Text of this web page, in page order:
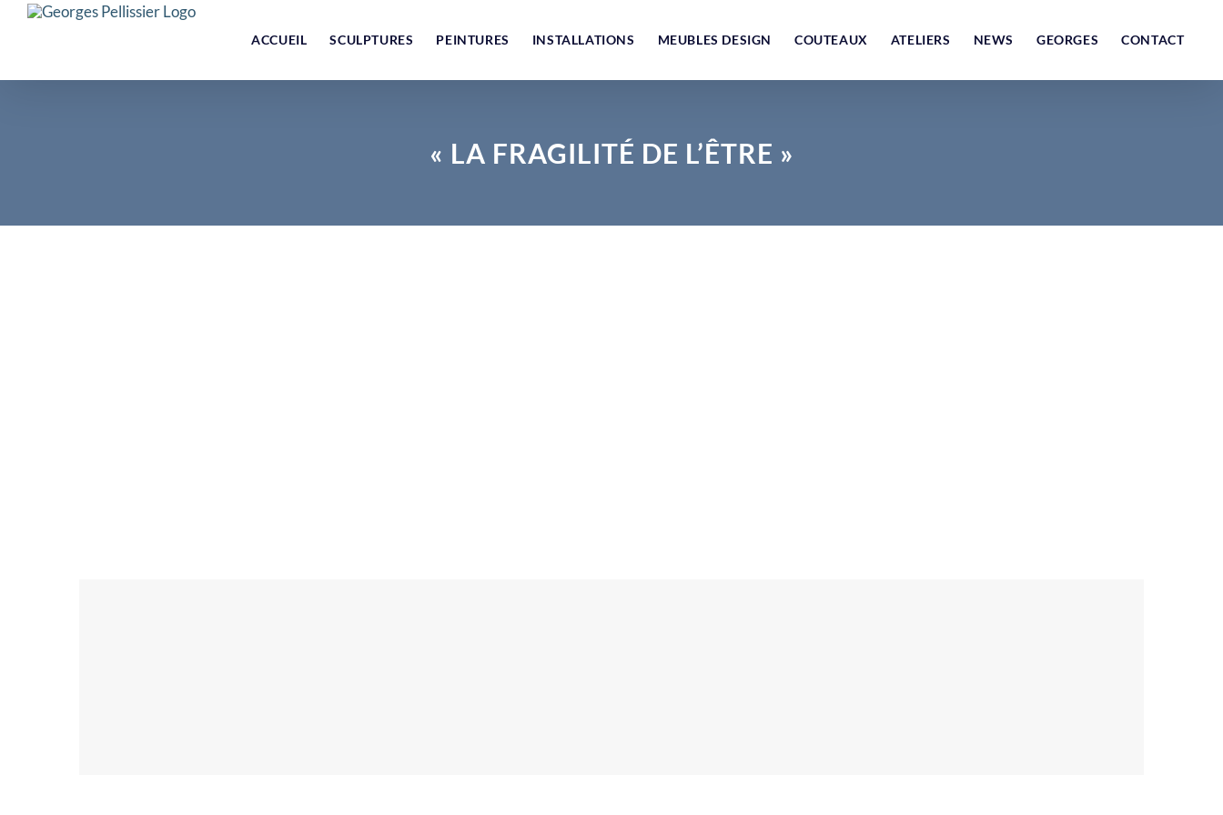
ACCUEIL SCULPTURES PEINTURES INSTALLATIONS MEUBLES DESIGN COUTEAUX ATELIERS NEWS GEORGES CONTACT
« LA FRAGILITÉ DE L’ÊTRE »